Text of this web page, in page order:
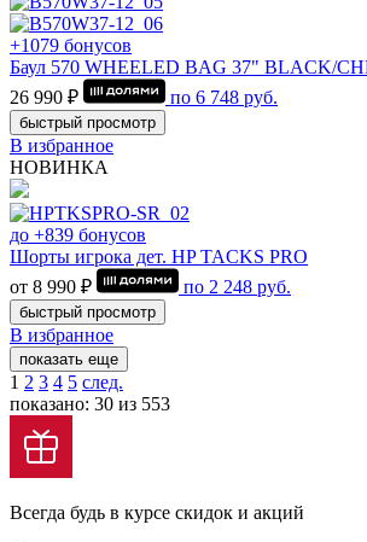
+1079 бонусов
Баул 570 WHEELED BAG 37" BLACK/
26 990 ₽
по 6 748 руб.
быстрый просмотр
В избранное
НОВИНКА
до +839 бонусов
Шорты игрока дет. HP TACKS PRO
от 8 990 ₽
по 2 248 руб.
быстрый просмотр
В избранное
показать еще
1 2 3 4 5 след.
показано: 30 из 553
Всегда будь в курсе скидок и акций